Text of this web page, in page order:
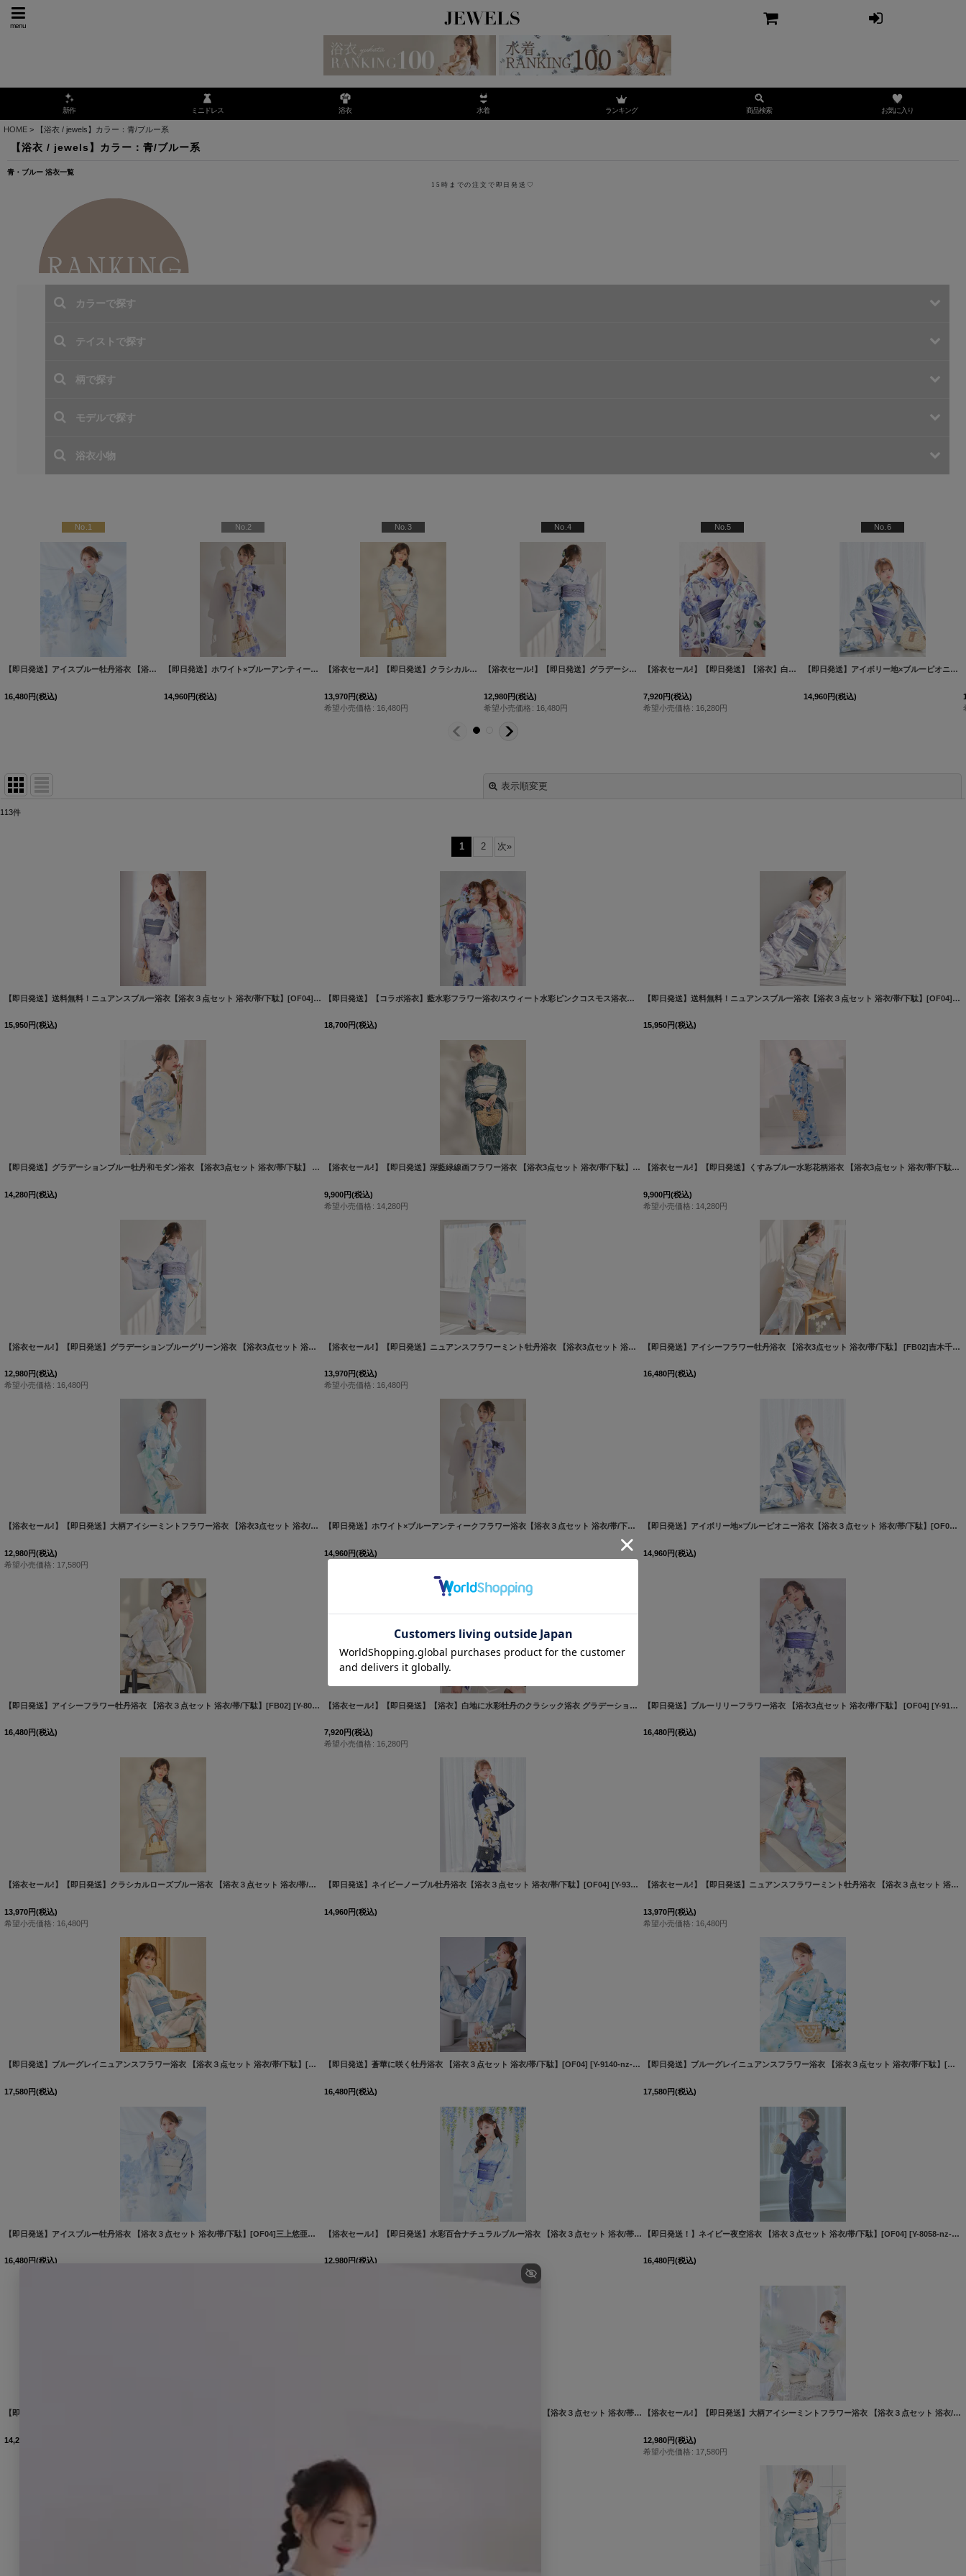
menu
新作 ミニドレス 浴衣 水着 ランキング 商品検索 お気に入り
HOME > 【浴衣 / jewels】カラー：青/ブルー系
【浴衣 / jewels】カラー：青/ブルー系
青・ブルー 浴衣一覧
人気ランキング (青/ブルー浴衣)
No.1
【即日発送】アイスブルー牡丹浴衣 【浴衣３点セット 浴衣/帯/下駄】[OF04]三上悠亜着用 Y-9115-nz-dzh-BL-F-25MY
16,480円(税込)
No.2
【即日発送】ホワイト×ブルーアンティークフラワー浴衣【浴衣３点セット 浴衣/帯/下駄】[OF04] [Y-9304-kj-BL-F-26IE-260404]
14,960円(税込)
No.3
【浴衣セール!】【即日発送】クラシカルローズブルー浴衣 【浴衣３点セット 浴衣/帯/下駄】[OF04/HC03] Y-8039-nz-dzh-BL-F-260331CC ]
13,970円(税込)
希望小売価格 : 16,480円
No.4
【浴衣セール!】【即日発送】グラデーションブルーグリーン浴衣 【浴衣3点セット 浴衣/帯/下駄】 [OF04/HC03]吉木千沙都（ちぃぽぽ）着用
12,980円(税込)
希望小売価格 : 16,480円
No.5
【浴衣セール!】【即日発送】【浴衣】白地に水彩牡丹のクラシック浴衣 グラデーション帯 【浴衣３点セット 浴衣/帯/下駄】[FB02]吉木千沙都（ちぃぽぽ）着用
7,920円(税込)
希望小売価格 : 16,280円
No.6
【即日発送】アイボリー地×ブルーピオニー浴衣【浴衣３点セット 浴衣/帯/下駄】[OF04]
14,960円(税込)
表示順変更
絞り込む
113件
1 2 次»
【即日発送】送料無料！ニュアンスブルー浴衣【浴衣３点セット 浴衣/帯/下駄】[OF04]三上悠亜着用 [ Y-9355-nz-dzm-BL-F-26MY-260403]
15,950円(税込)
【即日発送】【コラボ浴衣】藍水彩フラワー浴衣/スウィート水彩ピンクコスモス浴衣【浴衣３点セット 浴衣/帯/下駄】ジャングル東京りこまみ着用 [Y-9435-nz-dzm-NV-F-PL-Y-
18,700円(税込)
【即日発送】送料無料！ニュアンスブルー浴衣【浴衣３点セット 浴衣/帯/下駄】[OF04]吉木千沙都（ちぃぽぽ）着用
15,950円(税込)
【即日発送】グラデーションブルー牡丹和モダン浴衣 【浴衣3点セット 浴衣/帯/下駄】 [OF04/HC03]吉木千沙都（ちぃぽぽ）着用 [Y-9201-kj-BL-F-26PO-260522]
14,280円(税込)
【浴衣セール!】【即日発送】深藍緑線画フラワー浴衣 【浴衣3点セット 浴衣/帯/下駄】 [OF04] [Y-9220-kj-BL-F-26IE-260427]
9,900円(税込)
希望小売価格 : 14,280円
【浴衣セール!】【即日発送】くすみブルー水彩花柄浴衣 【浴衣3点セット 浴衣/帯/下駄】 [OF04/HC03]
9,900円(税込)
希望小売価格 : 14,280円
【浴衣セール!】【即日発送】グラデーションブルーグリーン浴衣 【浴衣3点セット 浴衣/帯/下駄】 [OF04/HC03]吉木千沙都（ちぃぽぽ）着用 [Y-8050-sb-dzh-BL-F-26PO-260318
12,980円(税込)
希望小売価格 : 16,480円
【浴衣セール!】【即日発送】ニュアンスフラワーミント牡丹浴衣 【浴衣3点セット 浴衣/帯/下駄】 [FB02]吉木千沙都（ちぃぽぽ）着用 [Y-8038-nz-dzi-MI-F-26PO-260318]
13,970円(税込)
希望小売価格 : 16,480円
【即日発送】アイシーフラワー牡丹浴衣 【浴衣3点セット 浴衣/帯/下駄】 [FB02]吉木千沙都（ちぃぽぽ）着用
16,480円(税込)
【浴衣セール!】【即日発送】大柄アイシーミントフラワー浴衣 【浴衣3点セット 浴衣/帯/下駄】 [OF04/HC03] [Y-9109-nz-dzc-BL-F-26YI-260407]
12,980円(税込)
希望小売価格 : 17,580円
【即日発送】ホワイト×ブルーアンティークフラワー浴衣【浴衣３点セット 浴衣/帯/下駄】[OF04] [Y-9304-kj-BL-F-26IE-260404]
14,960円(税込)
【即日発送】アイボリー地×ブルーピオニー浴衣【浴衣３点セット 浴衣/帯/下駄】[OF04]
14,960円(税込)
【即日発送】アイシーフラワー牡丹浴衣 【浴衣３点セット 浴衣/帯/下駄】[FB02] [Y-8044-nz-dzi-W-F-260331CC ]
16,480円(税込)
【浴衣セール!】【即日発送】【浴衣】白地に水彩牡丹のクラシック浴衣 グラデーション帯 【浴衣３点セット 浴衣/帯/下駄】[FB02]吉木千沙都（ちぃぽぽ）着用 [ Y-7002-nz-W-F-
7,920円(税込)
希望小売価格 : 16,280円
【即日発送】ブルーリリーフラワー浴衣 【浴衣3点セット 浴衣/帯/下駄】 [OF04] [Y-9150-wk-IV-F-26MR-260427
16,480円(税込)
【浴衣セール!】【即日発送】クラシカルローズブルー浴衣 【浴衣３点セット 浴衣/帯/下駄】[OF04/HC03] [Y-8039-nz-dzh-BL-F-260331CC]
13,970円(税込)
希望小売価格 : 16,480円
【即日発送】ネイビーノーブル牡丹浴衣【浴衣３点セット 浴衣/帯/下駄】[OF04] [Y-9318-kj-NV-F-26KI-260527 ]
14,960円(税込)
【浴衣セール!】【即日発送】ニュアンスフラワーミント牡丹浴衣 【浴衣３点セット 浴衣/帯/下駄】[OF04/HC03]
13,970円(税込)
希望小売価格 : 16,480円
【即日発送】ブルーグレイニュアンスフラワー浴衣 【浴衣３点セット 浴衣/帯/下駄】[OF04] [Y-9111-nz-dzh-BL-F-260331CC ]
17,580円(税込)
【即日発送】蒼華に咲く牡丹浴衣 【浴衣３点セット 浴衣/帯/下駄】[OF04] [Y-9140-nz-dzc-BL-F-25MR-2 ]
16,480円(税込)
【即日発送】ブルーグレイニュアンスフラワー浴衣 【浴衣３点セット 浴衣/帯/下駄】[OF04]三上悠亜着用
17,580円(税込)
【即日発送】アイスブルー牡丹浴衣 【浴衣３点セット 浴衣/帯/下駄】[OF04]三上悠亜着用 Y-9115-nz-dzh-BL-F-25MY
16,480円(税込)
【浴衣セール!】【即日発送】水彩百合ナチュラルブルー浴衣 【浴衣３点セット 浴衣/帯/下駄】[OF04]Y-9132-nz-dzc-BL-F-25AS [Y-9132-nz-dzc-BL-F-25AS]
12,980円(税込)
【即日発送！】ネイビー夜空浴衣 【浴衣３点セット 浴衣/帯/下駄】[OF04] [Y-8058-nz-dzh-NV-F-24NN
16,480円(税込)
【即日発送】濃紺牡丹柄浴衣 【浴衣３点セット 浴衣/帯/下駄】[OF04]
14,280
【浴衣セール!】【即日発送】アンティークブルーローズ浴衣 【浴衣３点セット 浴衣/帯/下駄】[OF04/HC03]Y-9204-kj-BL-F-25AS [Y-9204-kj-BL-F-25AS 【浴衣セール!】【即日発送】大柄アイシーミントフラワー浴衣 【浴衣３点セット 浴衣/帯/下駄】[OF04/HC03]三上悠亜着用
12,980円(税込)
希望小売価格 : 17,580円